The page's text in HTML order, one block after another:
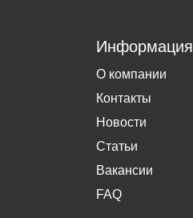
Информация
О компании
Контакты
Новости
Статьи
Вакансии
FAQ